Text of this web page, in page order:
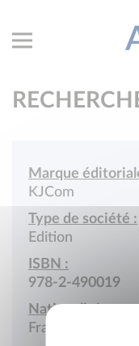
Marque
KJCom
Type de société :
Edition
ISBN :
978-2-490019
Nationalité :
France